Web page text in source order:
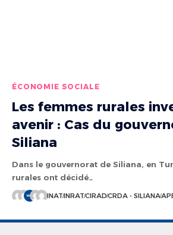
ÉCONOMIE SOCIALE
Les femmes rurales
avenir : Cas du
Siliana
Dans le gouvernorat de Siliana, en
rurales ont décidé…
INATINRATCIRADCRDA - SILIANA